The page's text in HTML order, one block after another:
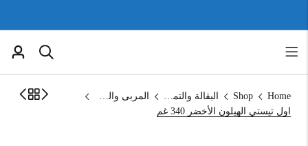
Home
Shop البقالة والتموين
المربى والمخلالات
اول تيستي الهيلون الأخضر 340 غم